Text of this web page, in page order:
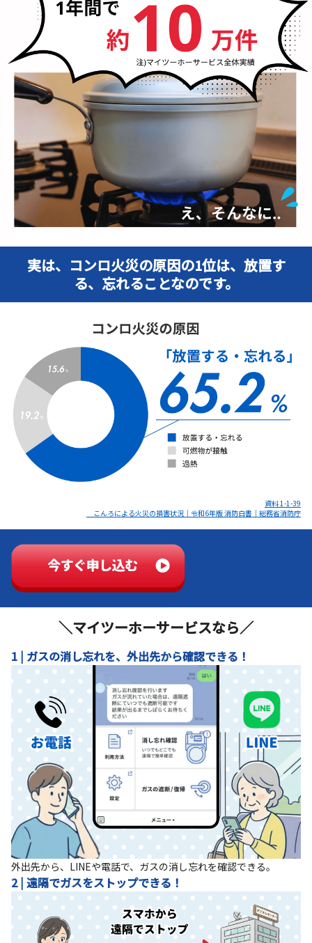
実は、コンロ火災の原因の1位は、放置す
る、忘れることなのです。
資料 1-1-39
こんろによる火災の損害状況｜令和6年版 消防白書｜総務省消防庁
＼マイツーホーサービスなら／
1 | ガスの消し忘れを、外出先から確認できる！
外出先から、LINEや電話で、ガスの消し忘れを確認できる。
2 | 遠隔でガスをストップできる！